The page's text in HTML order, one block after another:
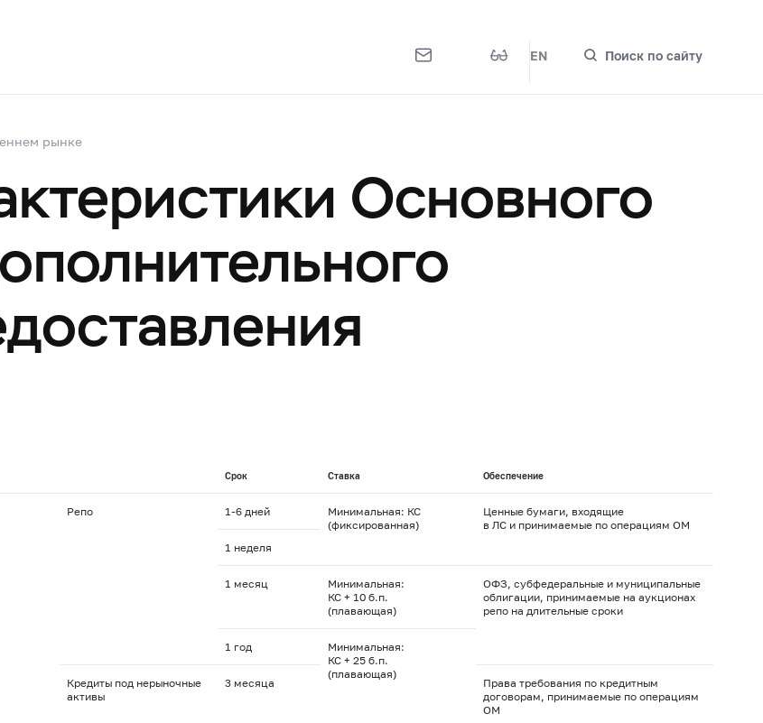
EN Поиск по сайту
рынке
Основного
Срок Ставка Обеспечение
Репо 1-6дней
Минимальная: КС
(фиксированная)
Ценные бумаги, входящие
в ЛС и принимаемые по операциям ОМ
1 неделя
1 месяц
Минимальная:
КС + 10 б.п.
(плавающая)
ОФЗ, субфедеральные и муниципальные
облигации, принимаемые на аукционах
репо на длительные сроки
1 год
Минимальная:
КС + 25 б.п.
(плавающая)
Кредиты под нерыночные
активы
3 месяца
Права требования по кредитным
договорам, принимаемые по операциям
ОМ